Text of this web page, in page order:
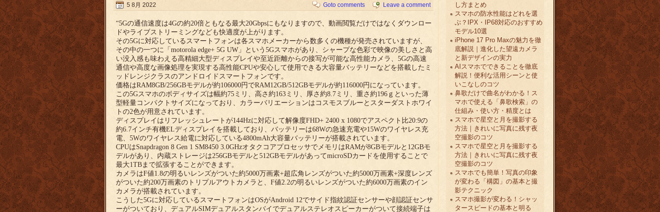
5 8月 2022 Goto comments Leave a comment
“5Gの通信速度は4Gの約20倍ともなる最大20Gbpsにもなりますので、動画閲覧だけではなくダウンロー
ドやライブストリーミングなども快適度が上がります。
その5Gに対応しているスマートフォンは各スマホメーカーから数多くの機種が発売されていますが、
その中の一つに「motorola edge+ 5G UW」という5Gスマホがあり、シャープな色彩で映像の美しさと高
い没入感も味わえる高精細大型ディスプレイや至近距離からの接写が可能な高性能カメラ、5Gの高速
通信や高度な画像処理を実現する高性能CPUや安心して使用できる大容量バッテリーなどを搭載したミ
ッドレンジクラスのアンドロイドスマートフォンです。
価格はRAM8GB/256GBモデルが約106000円でRAM12GB/512GBモデルが約116000円になっています。
この5Gスマホのボディサイズは幅約75ミリ、高さ約163ミリ、厚さ約8.7ミリ、重さ約196ｇといった薄
型軽量コンパクトサイズになっており、カラーバリエーションはコスモスブルーとスターダストホワイ
トの2色が用意されています。
ディスプレイはリフレッシュレートが144Hzに対応して解像度FHD+ 2400 x 1080でアスペクト比20:9の
約6.7インチ有機ELディスプレイを搭載しており、バッテリーは68Wの急速充電や15Wのワイヤレス充
電、5Wのワイヤレス給電に対応している4800mAh大容量バッテリーが搭載されています。
CPUはSnapdragon 8 Gen 1 SM8450 3.0GHzオタクコアプロセッサでメモリはRAMが8GBモデルと12GBモ
デルがあり、内蔵ストレージは256GBモデルと512GBモデルがあってmicroSDカードを使用することで
最大1TBまで拡張することができます。
カメラはF値1.8の明るいレンズがついた約5000万画素+超広角レンズがついた約5000万画素+深度レンズ
がついた約200万画素のトリプルアウトカメラと、F値2.2の明るいレンズがついた約6000万画素のイン
カメラが搭載されています。
こうした5Gに対応しているスマートフォンはOSがAndroid 12でサイド指紋認証センサーや顔認証センサ
ーがついており、デュアルSIMデュアルスタンバイでデュアルステレオスピーカーがついて接続端子は
し方まとめ
スマホの防水性能はどれを選
ぶ？IPX・IP68対応のおすすめ
モデル10選
iPhone 17 Pro Maxの魅力を徹
底解説｜進化した望遠カメラ
と新デザインの実力
AIスマホでできることを徹底
解説！便利な活用シーンと使
いこなしのコツ
鼻歌だけで曲名がわかる！ス
マホで使える「鼻歌検索」の
仕組み・使い方・精度とは
スマホで星空と月を撮影する
方法｜きれいに写真に残す夜
空撮影のコツ
スマホで星空と月を撮影する
方法｜きれいに写真に残す夜
空撮影のコツ
スマホでも簡単！写真の印象
が変わる「構図」の基本と撮
影テクニック
スマホ撮影が変わる！シャッ
タースピードの基本と明る